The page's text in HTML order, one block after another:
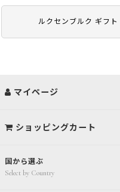
ルクセンブルク ギフ
国から選ぶ
Select by Country
マイページ
ショッピングカート